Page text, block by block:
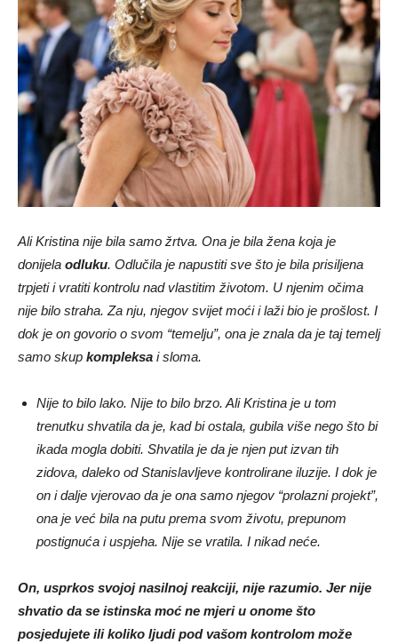
Ali Kristina nije bila samo žrtva. Ona je bila žena koja je
donijela odluku. Odlučila je napustiti sve što je bila prisiljena
trpjeti i vratiti kontrolu nad vlastitim životom. U njenim očima
nije bilo straha. Za nju, njegov svijet moći i laži bio je prošlost. I
dok je on govorio o svom “temelju”, ona je znala da je taj temelj
samo skup kompleksa i sloma.
Nije to bilo lako. Nije to bilo brzo. Ali Kristina je u tom
trenutku shvatila da je, kad bi ostala, gubila više nego što bi
ikada mogla dobiti. Shvatila je da je njen put izvan tih
zidova, daleko od Stanislavljeve kontrolirane iluzije. I dok je
on i dalje vjerovao da je ona samo njegov “prolazni projekt”,
ona je već bila na putu prema svom životu, prepunom
postignuća i uspjeha. Nije se vratila. I nikad neće.
On, usprkos svojoj nasilnoj reakciji, nije razumio. Jer nije
shvatio da se istinska moć ne mjeri u onome što
posjedujete ili koliko ljudi pod vašom kontrolom može